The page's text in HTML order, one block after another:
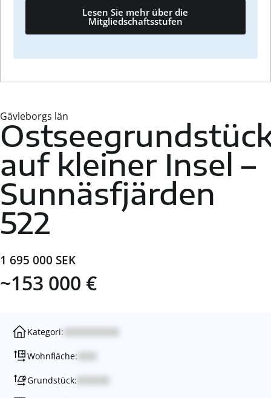
Lesen Sie mehr über die
Mitgliedschaftsstufen
Gävleborgs län
auf kleiner Insel –
Sunnäsfjärden
522
1 695 000 SEK
~153 000 €
Kategori:
Wohnfläche:
Grundstück: